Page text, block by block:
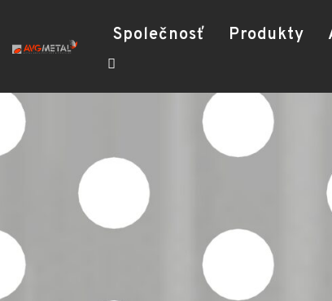
Společnosť Produkty